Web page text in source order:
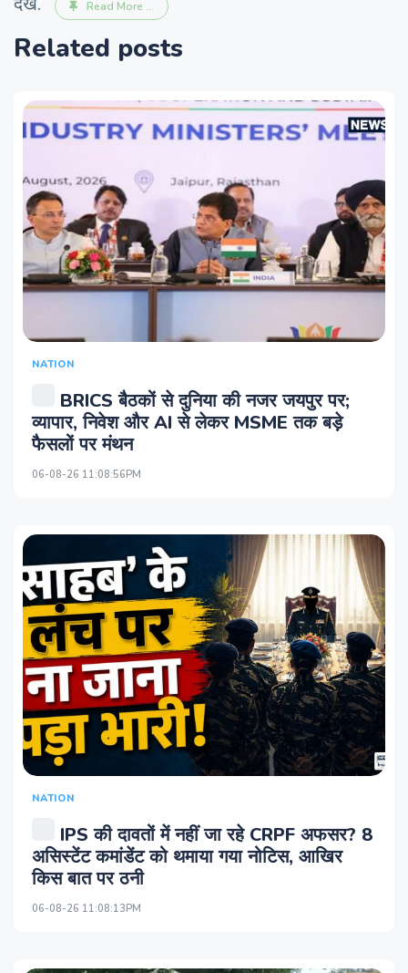
Read More ...
Related posts
NATION
BRICS बैठकों से दुनिया की नजर जयपुर पर;
व्यापार, निवेश और AI से लेकर MSME तक बड़े
फैसलों पर मंथन
06-08-26 11:08:56PM
NATION
IPS की दावतों में नहीं जा रहे CRPF अफसर? 8
असिस्‍टेंट कमांडेंट को थमाया गया नोटिस, आखिर
किस बात पर ठनी
06-08-26 11:08:13PM